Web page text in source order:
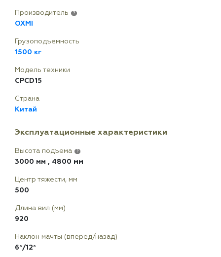
Производитель ?
OXMI
Грузоподъемность
1500 кг
Модель техники
CPCD15
Страна
Китай
Эксплуатационные характеристики
Высота подъема ?
3000 мм , 4800 мм
Центр тяжести, мм
500
Длина вил (мм)
920
Наклон мачты (вперед/назад)
6°/12°